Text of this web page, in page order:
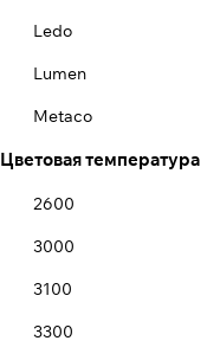
Ledo
Lumen
Metaco
MTF
Narva
Osram
Philips
PIAA
Цветовая температура
2600
3000
3100
3300